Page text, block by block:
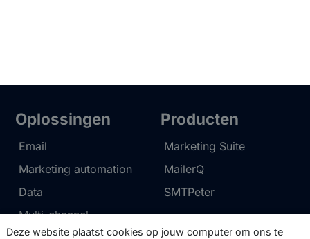
Oplossingen
Email
Marketing automation
Data
Multi-channel
Producten
Marketing Suite
MailerQ
SMTPeter
Deze website plaatst cookies op jouw computer om ons te